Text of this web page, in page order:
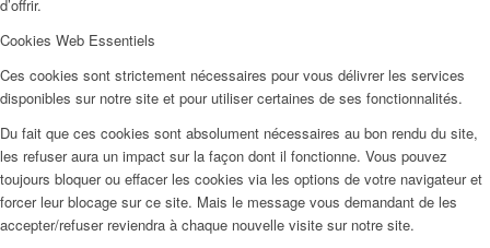
d’offrir.
Cookies Web Essentiels
Ces cookies sont strictement nécessaires pour vous délivrer les services
disponibles sur notre site et pour utiliser certaines de ses fonctionnalités.
Du fait que ces cookies sont absolument nécessaires au bon rendu du site,
les refuser aura un impact sur la façon dont il fonctionne. Vous pouvez
toujours bloquer ou effacer les cookies via les options de votre navigateur et
forcer leur blocage sur ce site. Mais le message vous demandant de les
accepter/refuser reviendra à chaque nouvelle visite sur notre site.